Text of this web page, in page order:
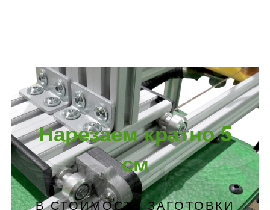
Нарезаем кратно 5
см
В СТОИМОСТЬ ЗАГОТОВКИ